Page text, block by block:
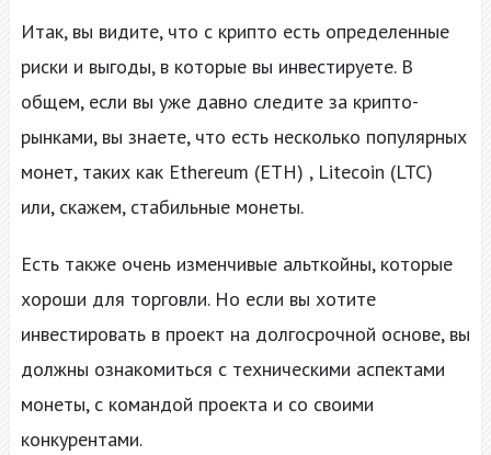
Итак, вы видите, что с крипто есть определенные
риски и выгоды, в которые вы инвестируете. В
общем, если вы уже давно следите за крипто-
рынками, вы знаете, что есть несколько популярных
монет, таких как Ethereum (ETH) , Litecoin (LTC)
или, скажем, стабильные монеты.
Есть также очень изменчивые альткойны, которые
хороши для торговли. Но если вы хотите
инвестировать в проект на долгосрочной основе, вы
должны ознакомиться с техническими аспектами
монеты, с командой проекта и со своими
конкурентами.